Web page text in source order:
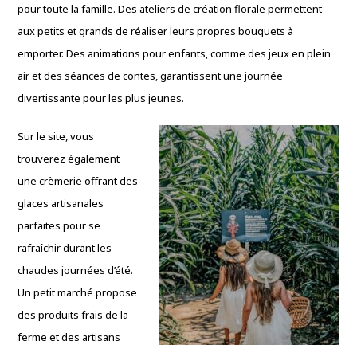
pour toute la famille. Des ateliers de création florale permettent
aux petits et grands de réaliser leurs propres bouquets à
emporter. Des animations pour enfants, comme des jeux en plein
air et des séances de contes, garantissent une journée
divertissante pour les plus jeunes.
Sur le site, vous
trouverez également
une crèmerie offrant des
glaces artisanales
parfaites pour se
rafraîchir durant les
chaudes journées d’été.
Un petit marché propose
des produits frais de la
ferme et des artisans